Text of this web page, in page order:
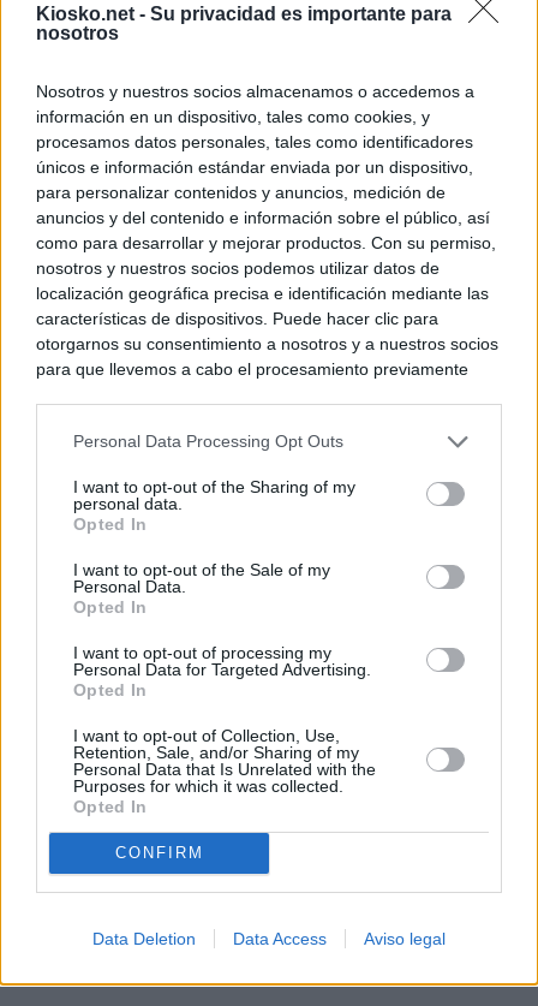
Kiosko.net - Su privacidad es importante para
nosotros
Nosotros y nuestros socios almacenamos o accedemos a
información en un dispositivo, tales como cookies, y
procesamos datos personales, tales como identificadores
únicos e información estándar enviada por un dispositivo,
para personalizar contenidos y anuncios, medición de
anuncios y del contenido e información sobre el público, así
como para desarrollar y mejorar productos. Con su permiso,
nosotros y nuestros socios podemos utilizar datos de
localización geográfica precisa e identificación mediante las
características de dispositivos. Puede hacer clic para
otorgarnos su consentimiento a nosotros y a nuestros socios
para que llevemos a cabo el procesamiento previamente
negar su consentimiento. Tenga en cuenta que algún
de su consentimiento, pero usted tiene el derecho de
rechazar tal procesamiento. Sus preferencias se aplicarán
cualquier momento entrando de nuevo en este sitio web o
visitando nuestra política de privacidad.
Personal Data Processing Opt Outs
I want to opt-out of the Sharing of my
personal data.
Opted In
I want to opt-out of the Sale of my
Personal Data.
Opted In
I want to opt-out of processing my
Personal Data for Targeted Advertising.
Opted In
I want to opt-out of Collection, Use,
Retention, Sale, and/or Sharing of my
Personal Data that Is Unrelated with the
Purposes for which it was collected.
Opted In
CONFIRM
Data Deletion Data Access Aviso legal